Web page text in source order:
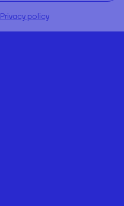
Privacy policy